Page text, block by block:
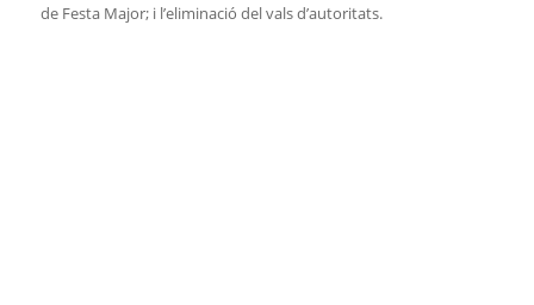
de Festa Major; i l’eliminació del vals d’autoritats.